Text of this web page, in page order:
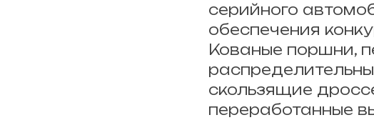
серийного
обеспечения
Кованые поршни,
скользящие
переработанные